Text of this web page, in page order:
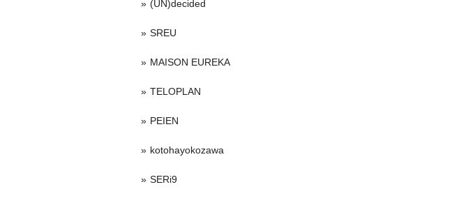
(UN)decided
SREU
MAISON EUREKA
TELOPLAN
PEIEN
kotohayokozawa
SERi9